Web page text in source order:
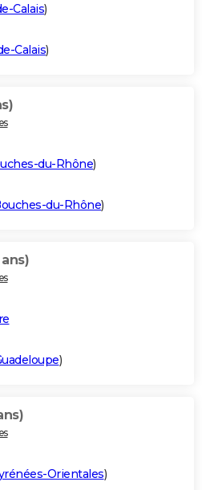
Calais)
Calais)
du-Rhône)
du-Rhône)
)
Orientales)